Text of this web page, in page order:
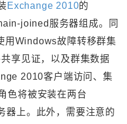
Exchange 2010的
joined服务器组成。同
用Windows故障转移群集
享见证，以及群集数据
2010客户端访问、集
色将被安装在两台
上。此外，需要注意的